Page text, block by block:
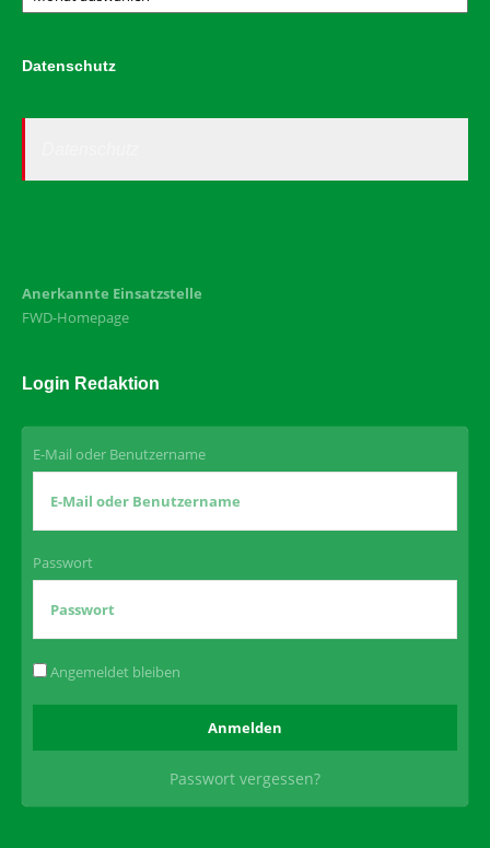
Datenschutz
Anerkannte Einsatzstelle
FWD-Homepage
Login Redaktion
E-Mail oder Benutzername
Passwort
Angemeldet bleiben
Passwort vergessen?